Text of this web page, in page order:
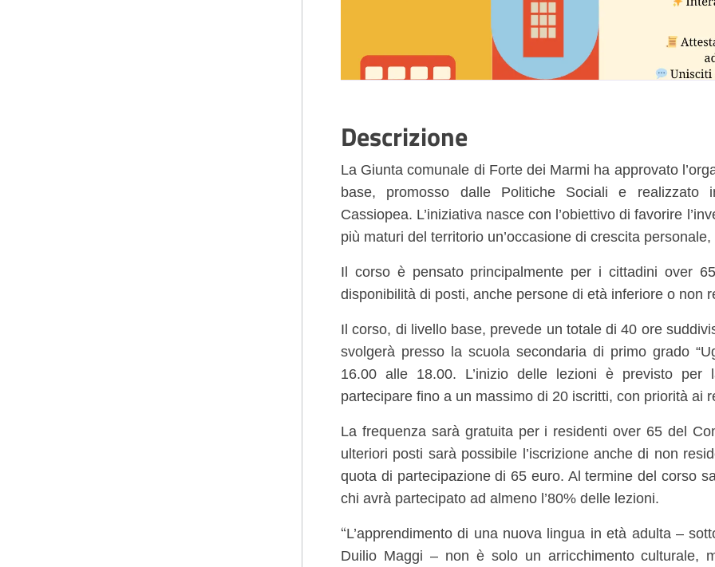
Descrizione
La Giunta comunale di Forte dei Marmi ha approvato
base, promosso dalle Politiche Sociali e realizzato
Cassiopea. L’iniziativa nasce con l’obiettivo di favorire
più maturi del territorio un’occasione di crescita
Il corso è pensato principalmente per i cittadini over
disponibilità di posti, anche persone di età inferiore o non
Il corso, di livello base, prevede un totale di 40 ore
svolgerà presso la scuola secondaria di primo grado
16.00 alle 18.00. L’inizio delle lezioni è previsto per
partecipare fino a un massimo di 20 iscritti, con priorità ai
La frequenza sarà gratuita per i residenti over 65 del
ulteriori posti sarà possibile l’iscrizione anche di non
quota di partecipazione di 65 euro. Al termine del corso
chi avrà partecipato ad almeno l’80% delle lezioni.
“L’apprendimento di una nuova lingua in età adulta –
Duilio Maggi – non è solo un arricchimento culturale,